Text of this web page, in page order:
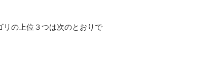
の上位３つは次のとおりで